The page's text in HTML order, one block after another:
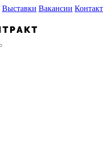
Выставки Вакансии